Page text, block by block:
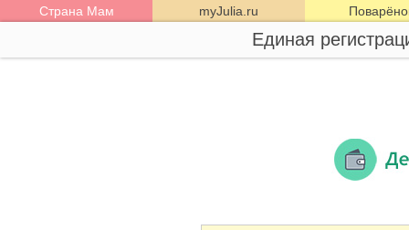
Страна Мам myJulia.ru
Единая